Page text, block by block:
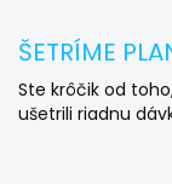
ŠETRÍME
Ste krôčik od
ušetrili riadnu